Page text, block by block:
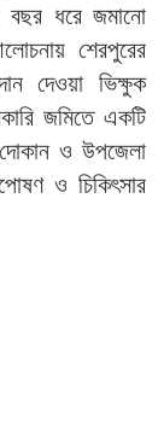
ধরে জমানো
শেরপুরের
দেওয়া ভিক্ষুক
জমিতে একটি
ও উপজেলা
ও চিকিৎসার